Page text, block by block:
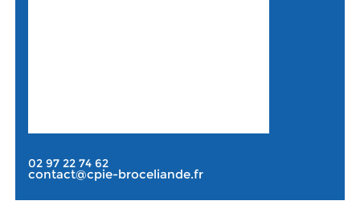
02 97 22 74 62
contact@cpie-broceliande.fr